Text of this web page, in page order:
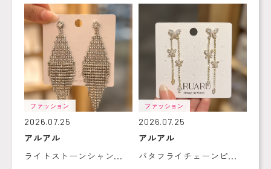
ファッション
2026.07.25
アルアル
ライトストーンシャン...
ファッション
2026.07.25
アルアル
バタフライチェーンピ...